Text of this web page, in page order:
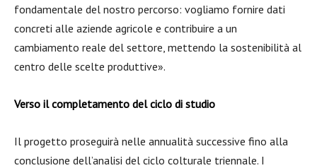
fondamentale del nostro percorso: vogliamo fornire dati
concreti alle aziende agricole e contribuire a un
cambiamento reale del settore, mettendo la sostenibilità al
centro delle scelte produttive».
Verso il completamento del ciclo di studio
Il progetto proseguirà nelle annualità successive fino alla
conclusione dell’analisi del ciclo colturale triennale. I